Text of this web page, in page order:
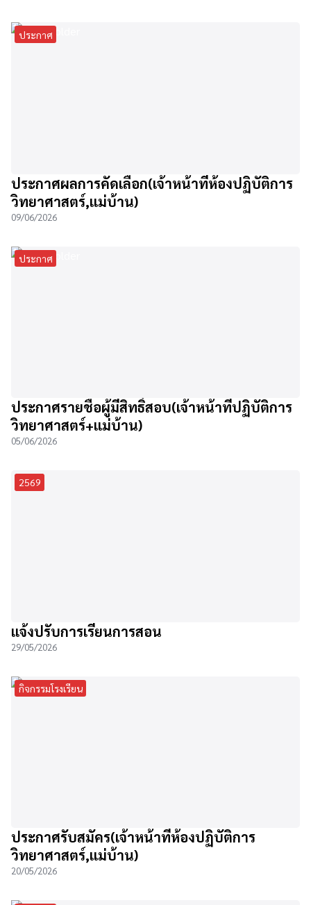
ประกาศ
ประกาศผลการคัดเลือก(เจ้าหน้าที่ห้องปฏิบัติการ
วิทยาศาสตร์,แม่บ้าน)
09/06/2026
ประกาศ
ประกาศรายชื่อผู้มีสิทธิ์สอบ(เจ้าหน้าที่ปฏิบัติการ
วิทยาศาสตร์+แม่บ้าน)
05/06/2026
2569
แจ้งปรับการเรียนการสอน
29/05/2026
กิจกรรมโรงเรียน
ประกาศรับสมัคร(เจ้าหน้าที่ห้องปฏิบัติการ
วิทยาศาสตร์,แม่บ้าน)
20/05/2026